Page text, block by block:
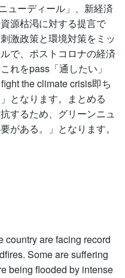
ューディール」、新経済
源枯渇に対する提言で
激政策と環境対策をミッ
で、ポストコロナの経済
れをpass「通したい」
the climate crisis即ち
となります。まとめる
するため、グリーンニュ
がある。」となります。
country are facing record
Some are suffering
being flooded by intense